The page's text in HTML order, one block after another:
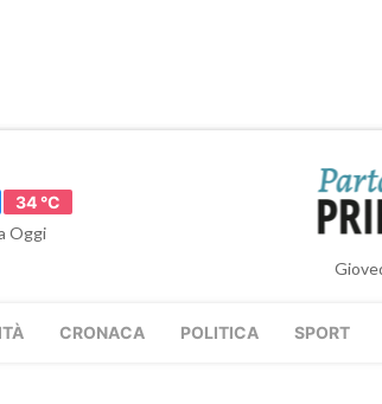
34 °C
Oggi
CRONACA POLITICA SPORT